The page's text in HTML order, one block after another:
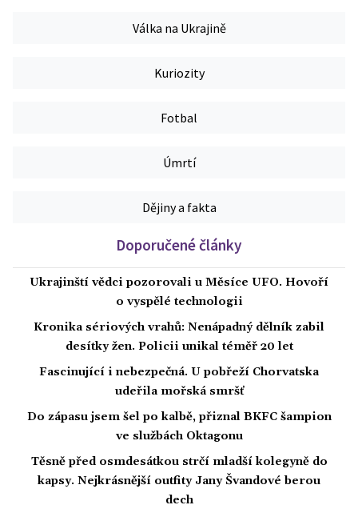
Válka na Ukrajině
Kuriozity
Fotbal
Úmrtí
Dějiny a fakta
Doporučené články
Ukrajinští vědci pozorovali u Měsíce UFO. Hovoří
o vyspělé technologii
Kronika sériových vrahů: Nenápadný dělník zabil
desítky žen. Policii unikal téměř 20 let
Fascinující i nebezpečná. U pobřeží Chorvatska
udeřila mořská smršť
Do zápasu jsem šel po kalbě, přiznal BKFC šampion
ve službách Oktagonu
Těsně před osmdesátkou strčí mladší kolegyně do
kapsy. Nejkrásnější outfity Jany Švandové berou
dech